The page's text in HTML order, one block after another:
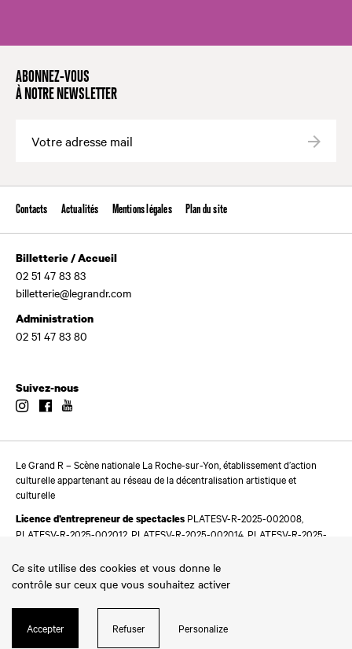
ABONNEZ-VOUS
À NOTRE NEWSLETTER
Contacts Actualités Mentions légales Plan du site
Billetterie / Accueil
02 51 47 83 83
billetterie@legrandr.com
Administration
02 51 47 83 80
Suivez-nous
InstagramFacebook
Le Grand R – Scène nationale La Roche-sur-Yon, établissement d’action
culturelle appartenant au réseau de la décentralisation artistique et
culturelle
Licence d’entrepreneur de spectacles PLATESV-R-2025-002008,
PLATESV-R-2025-002012, PLATESV-R-2025-002014, PLATESV-R-2025-
Ce site utilise des cookies et vous donne le
contrôle sur ceux que vous souhaitez activer
Accepter Refuser Personalize